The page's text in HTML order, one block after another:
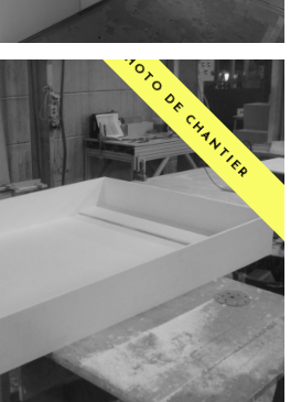
PHOTO DE CHANTIER